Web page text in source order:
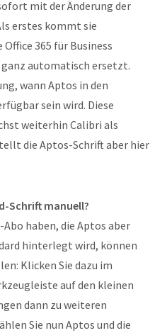
mit der Änderung der
erstes kommt sie
365 für Business
automatisch ersetzt.
wann Aptos in den
sein wird. Diese
weiterhin Calibri als
die Aptos-Schrift aber hier
Schrift manuell?
Abo haben, die Aptos aber
hinterlegt wird, können
Klicken Sie dazu im
auf den kleinen
dann zu weiteren
Sie nun Aptos und die